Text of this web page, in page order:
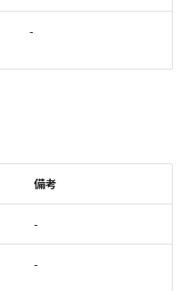
-
備考
-
-